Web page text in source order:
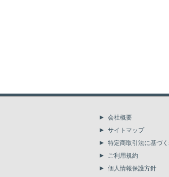
会社概要
サイトマップ
特定商取引法に基づ
ご利用規約
個人情報保護方針